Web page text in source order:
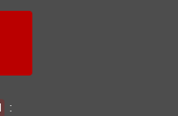
: